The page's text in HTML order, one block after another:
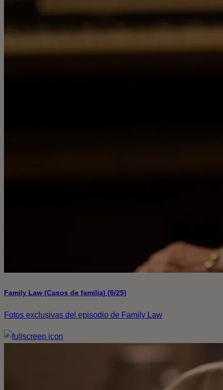
Family Law (Casos de familia) (6/25)
Fotos exclusivas del episodio de Family Law